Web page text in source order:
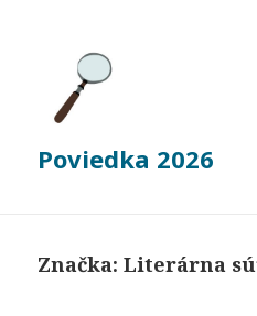
Poviedka 2026
Značka:Literárna